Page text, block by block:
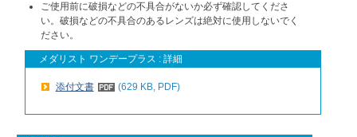
ご使用前に破損などの不具合がないか必ず確認してくださ
い。破損などの不具合のあるレンズは絶対に使用しないでく
ださい。
メダリスト ワンデープラス : 詳細
添付文書 (629 KB, PDF)